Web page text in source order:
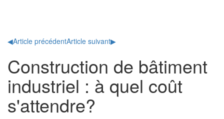
◀Article précédentArticle suivant▶
Construction de bâtiment
industriel : à quel coût
s'attendre?